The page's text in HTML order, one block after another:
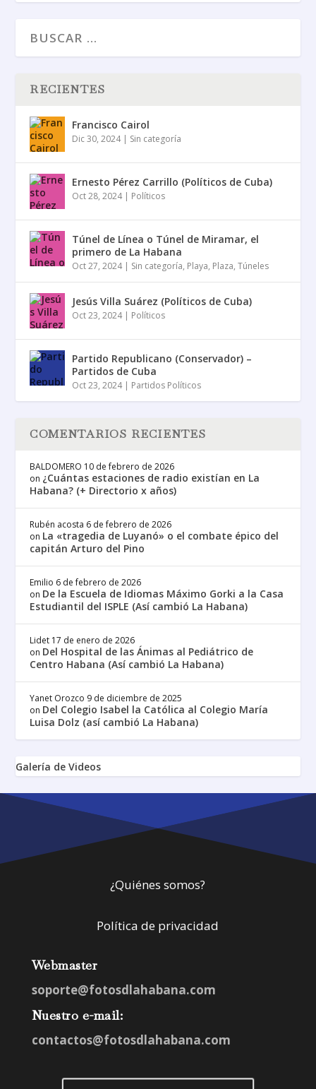
RECIENTES
Francisco Cairol
Dic 30, 2024| Sin categoría
Ernesto Pérez Carrillo (Políticos de Cuba)
Oct 28, 2024| Políticos
Túnel de Línea o Túnel de Miramar, el
primero de La Habana
Oct 27, 2024| Sin categoría, Playa, Plaza,Túneles
Jesús Villa Suárez (Políticos de Cuba)
Oct 23, 2024| Políticos
Partido Republicano (Conservador) –
Partidos de Cuba
Oct 23, 2024| Partidos Políticos
COMENTARIOS RECIENTES
BALDOMERO 10 de febrero de 2026
on ¿Cuántas estaciones de radio existían en La
Habana? (+ Directorio x años)
Rubén acosta 6 de febrero de 2026
on La «tragedia de Luyanó» o el combate épico del
capitán Arturo del Pino
Emilio 6 de febrero de 2026
on De la Escuela de Idiomas Máximo Gorki a la Casa
Estudiantil del ISPLE (Así cambió La Habana)
Lidet 17 de enero de 2026
on Del Hospital de las Ánimas al Pediátrico de
Centro Habana (Así cambió La Habana)
Yanet Orozco 9 de diciembre de 2025
on Del Colegio Isabel la Católica al Colegio María
Luisa Dolz (así cambió La Habana)
Galería de Videos
¿Quiénes somos?
Política de privacidad
Webmaster
soporte@fotosdlahabana.com
Nuestro e-mail:
contactos@fotosdlahabana.com